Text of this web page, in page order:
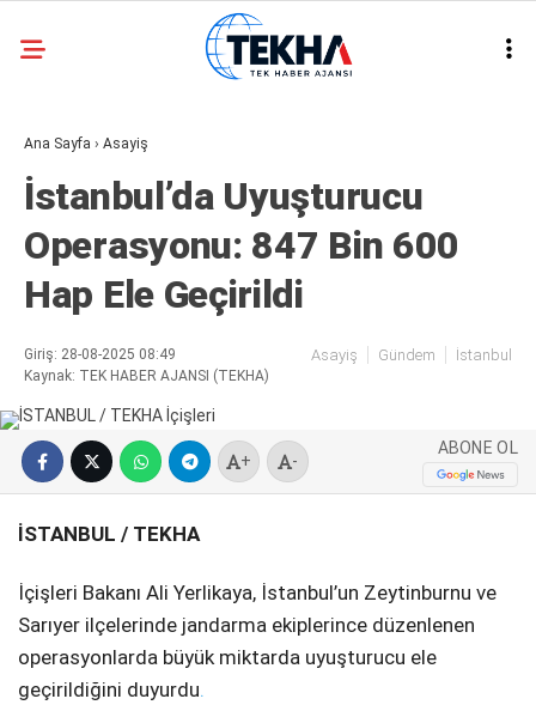
WhatsApp İhbar
Hattı
24.6
ASAYIŞ
GÜNDEM
GENEL
POLITIKA
SIYASET
DÜNYA
METEOROLOJI
SERVISLER
Ana Sayfa › Asayiş
İstanbul’da Uyuşturucu
Operasyonu: 847 Bin 600
Hap Ele Geçirildi
Giriş: 28-08-2025 08:49
Kaynak: TEK HABER AJANSI (TEKHA)
Asayiş Gündem İstanbul
+ -
ABONE OL
İSTANBUL / TEKHA
İçişleri Bakanı Ali Yerlikaya, İstanbul’un Zeytinburnu ve
Sarıyer ilçelerinde jandarma ekiplerince düzenlenen
operasyonlarda büyük miktarda uyuşturucu ele
geçirildiğini duyurdu.